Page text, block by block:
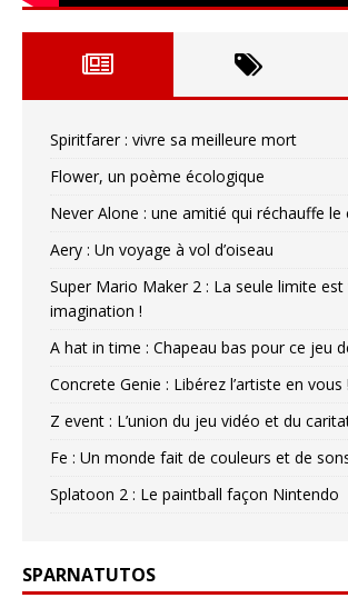
Spiritfarer : vivre sa meilleure mort
Flower, un poème écologique
Never Alone : une amitié qui réchauffe
Aery : Un voyage à vol d’oiseau
Super Mario Maker 2 : La seule limite
imagination !
A hat in time : Chapeau bas pour ce jeu
Concrete Genie : Libérez l’artiste en vous !
Z event : L’union du jeu vidéo et du
Fe : Un monde fait de couleurs et de
Splatoon 2 : Le paintball façon Nintendo
SPARNATUTOS